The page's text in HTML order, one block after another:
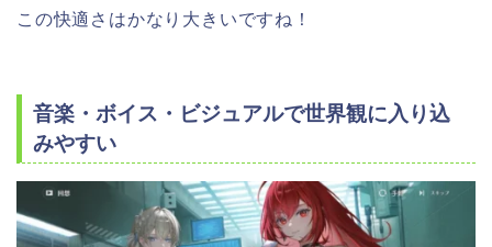
この快適さはかなり大きいですね！
音楽・ボイス・ビジュアルで世界観に入り込
みやすい